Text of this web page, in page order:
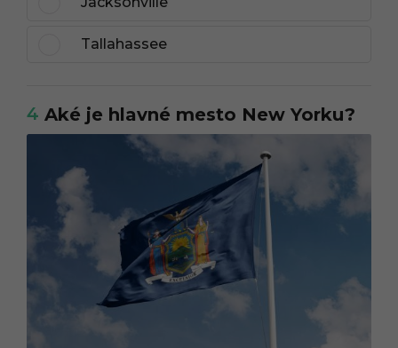
Tallahassee
4 Aké je hlavné mesto New Yorku?